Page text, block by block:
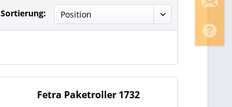
Sortierung:
Fetra Paketroller 1732